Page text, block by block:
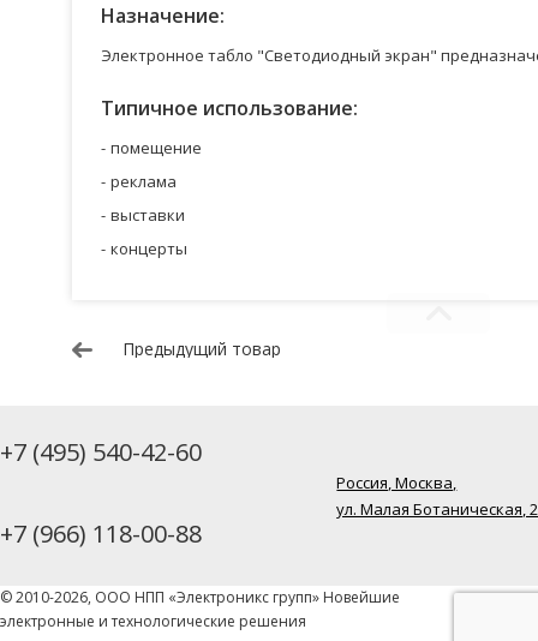
Назначение:
Электронное табло "Светодиодный экран"
Типичное использование:
помещение
реклама
выставки
концерты
Предыдущий товар
+7 (495) 540-42-60
+7 (966) 118-00-88
Россия, Москва,
ул. Малая Ботаническая,
© 2010-2026, ООО НПП «Электроникс групп» Новейшие
электронные и технологические решения